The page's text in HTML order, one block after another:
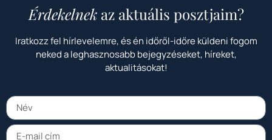
Érdekelnekaz aktuális posztjaim?
Iratkozz fel hírlevelemre, és én időről-időre küldeni fogom
neked a leghasznosabb bejegyzéseket, híreket,
aktualitásokat!